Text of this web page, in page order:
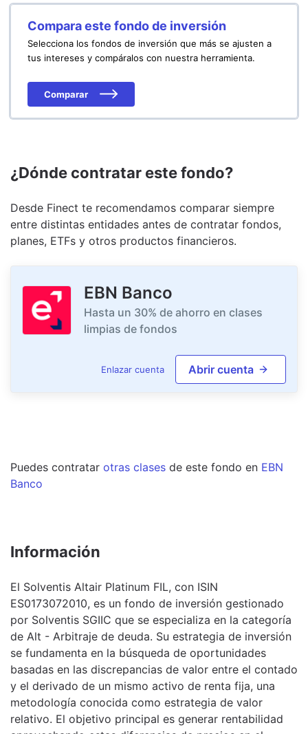
Compara este fondo de inversión
Selecciona los fondos de inversión que más se ajusten a
tus intereses y compáralos con nuestra herramienta.
Comparar
¿Dónde contratar este fondo?
Desde Finect te recomendamos comparar siempre
entre distintas entidades antes de contratar fondos,
planes, ETFs y otros productos financieros.
EBN Banco
Hasta un 30% de ahorro en clases
limpias de fondos
Enlazar cuenta Abrir cuenta
Puedes contratar otras clases de este fondo en EBN
Banco
Información
El Solventis Altair Platinum FIL, con ISIN
ES0173072010, es un fondo de inversión gestionado
por Solventis SGIIC que se especializa en la categoría
de Alt - Arbitraje de deuda. Su estrategia de inversión
se fundamenta en la búsqueda de oportunidades
basadas en las discrepancias de valor entre el contado
y el derivado de un mismo activo de renta fija, una
metodología conocida como estrategia de valor
relativo. El objetivo principal es generar rentabilidad